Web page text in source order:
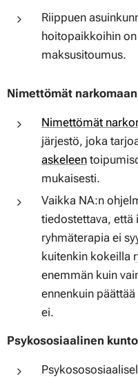
Riippuen
hoitopaikkoihin
maksusitoumus.
Nimettömät
Nimettömät
järjestö, joka
askeleen
mukaisesti.
Vaikka NA:n
tiedostettava, että
ryhmäterapia ei
kuitenkin kokeilla
enemmän kuin
ennenkuin
ei.
Psykososiaalinen